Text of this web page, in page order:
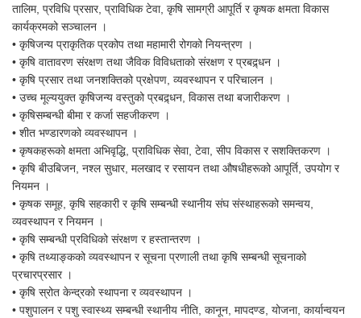
तालिम, प्रविधि प्रसार, प्राविधिक टेवा, कृषि सामग्री आपूर्ति र कृषक क्षमता विकास
कार्यक्रमको सञ्चालन ।
• कृषिजन्य प्राकृतिक प्रकोप तथा महामारी रोगको नियन्त्रण ।
• कृषि वातावरण संरक्षण तथा जैविक विविधताको संरक्षण र प्रबद्र्धन ।
• कृषि प्रसार तथा जनशक्तिको प्रक्षेपण, व्यवस्थापन र परिचालन ।
• उच्च मूल्ययुक्त कृषिजन्य वस्तुको प्रबद्र्धन, विकास तथा बजारीकरण ।
• कृषिसम्बन्धी बीमा र कर्जा सहजीकरण ।
• शीत भण्डारणको व्यवस्थापन ।
• कृषकहरूको क्षमता अभिवृद्धि, प्राविधिक सेवा, टेवा, सीप विकास र सशक्तिकरण ।
• कृषि बीउबिजन, नश्ल सुधार, मलखाद र रसायन तथा औषधीहरूको आपूर्ति, उपयोग र
नियमन ।
• कृषक समूह, कृषि सहकारी र कृषि सम्बन्धी स्थानीय संघ संस्थाहरूको समन्वय,
व्यवस्थापन र नियमन ।
• कृषि सम्बन्धी प्रविधिको संरक्षण र हस्तान्तरण ।
• कृषि तथ्याङ्कको व्यवस्थापन र सूचना प्रणाली तथा कृषि सम्बन्धी सूचनाको
प्रचारप्रसार ।
• कृषि स्रोत केन्द्रको स्थापना र व्यवस्थापन ।
• पशुपालन र पशु स्वास्थ्य सम्बन्धी स्थानीय नीति, कानून, मापदण्ड, योजना, कार्यान्वयन